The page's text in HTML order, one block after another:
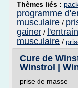
Thèmes liés :
programme
musculaire /
gainer /
musculaire /
Cure de
Winstrol |
prise de masse